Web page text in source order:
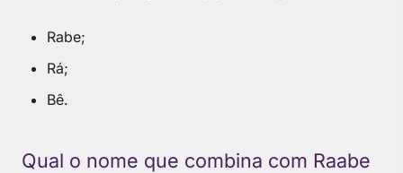
Rabe;
Rá;
Bê.
Qual o nome que combina com Raabe